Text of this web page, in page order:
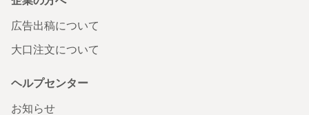
広告出稿について
大口注文について
ヘルプセンター
お知らせ